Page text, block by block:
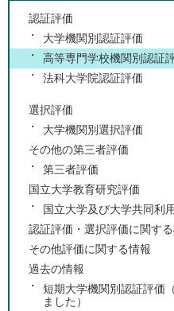
認証評価
大学機関別認証評価
高等専門学校機関別認証
法科大学院認証評価
選択評価
大学機関別選択評価
その他の第三者評価
第三者評価
国立大学教育研究評価
国立大学及び大学共同利
認証評価・選択評価に関す
その他評価に関する情報
過去の情報
短期大学機関別認証評価
ました）